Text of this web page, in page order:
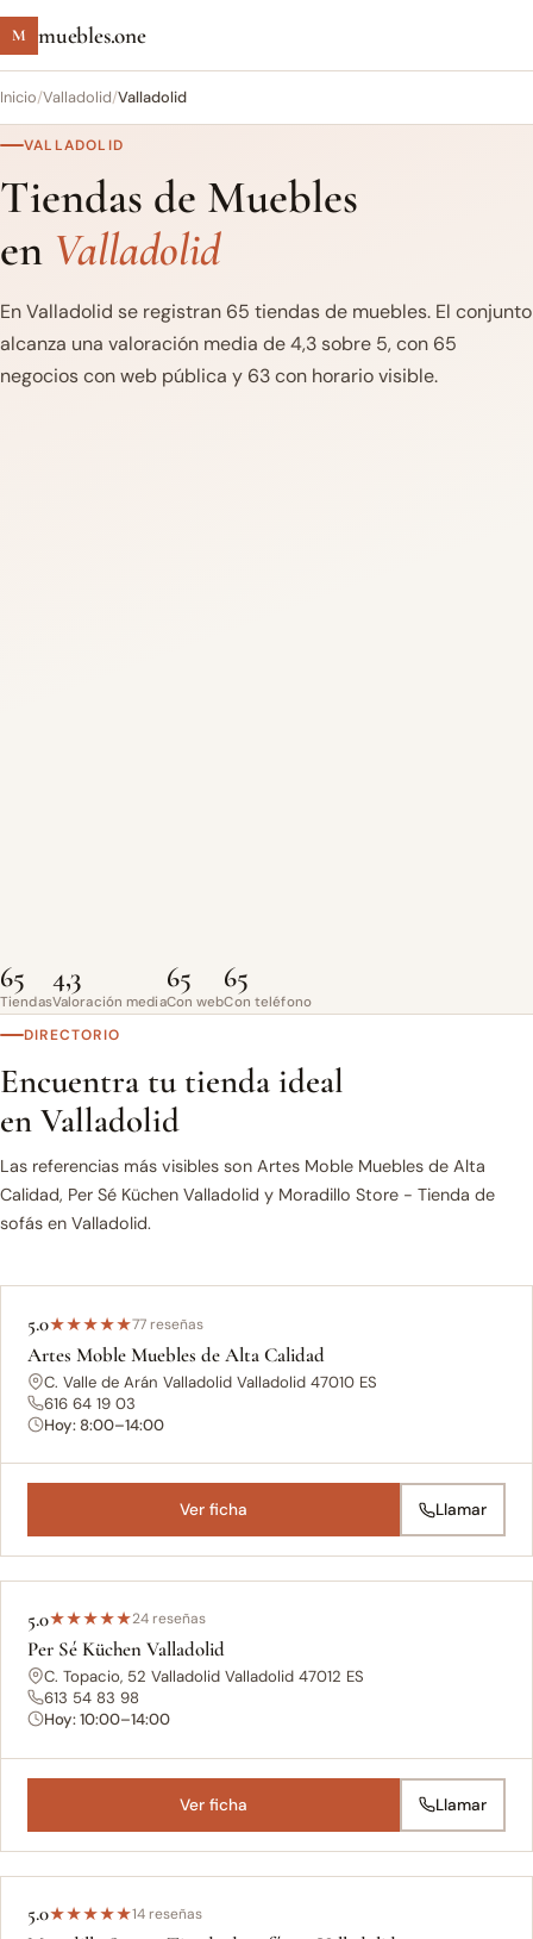
M muebles.one
Inicio/Valladolid/Valladolid
VALLADOLID
Tiendas de Muebles
en Valladolid
En Valladolid se registran 65 tiendas de muebles. El conjunto
alcanza una valoración media de 4,3 sobre 5, con 65
negocios con web pública y 63 con horario visible.
65
Tiendas
4,3
Valoración media
65
Con web
65
Con teléfono
DIRECTORIO
Encuentra tu tienda ideal
en Valladolid
Las referencias más visibles son Artes Moble Muebles de Alta
Calidad, Per Sé Küchen Valladolid y Moradillo Store - Tienda de
sofás en Valladolid.
5.0★★★★★77 reseñas
Artes Moble Muebles de Alta Calidad
C. Valle de Arán Valladolid Valladolid 47010 ES
616 64 19 03
Hoy: 8:00–14:00
Ver ficha Llamar
5.0★★★★★24 reseñas
Per Sé Küchen Valladolid
C. Topacio, 52 Valladolid Valladolid 47012 ES
613 54 83 98
Hoy: 10:00–14:00
Ver ficha Llamar
5.0★★★★★14 reseñas